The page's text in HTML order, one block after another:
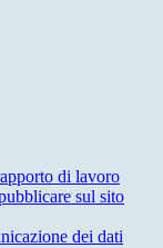
di lavoro
sul sito
dei dati